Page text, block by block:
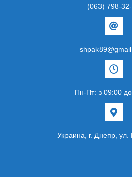
(063) 798-
Пн-Пт: з 09:00
Украина, г. Днепр, ул.